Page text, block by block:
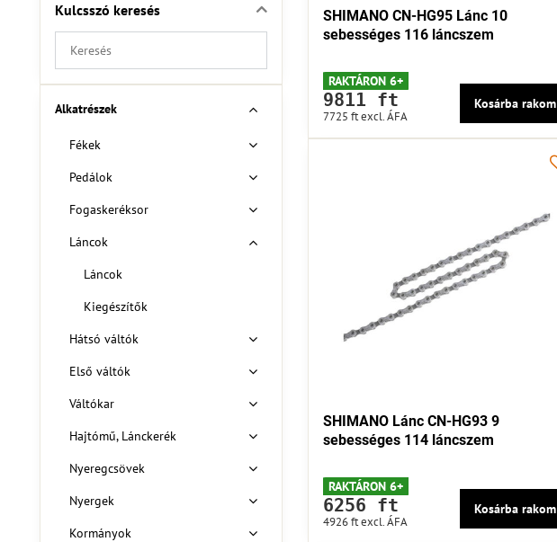
SHIMANO CN-HG95 Lánc 10
sebességes 116 láncszem
RAKTÁRON 6+
9811 ft
7725 ftexcl. ÁFA
Kosárba rakom
SHIMANO Lánc CN-HG93 9
sebességes 114 láncszem
RAKTÁRON 6+
6256 ft
4926 ftexcl. ÁFA
Kosárba rakom
Kulcsszó keresés
Keresés
eredmények
teljes
alapján
Alkatrészek
Fékek
Pedálok
Fogaskeréksor
Láncok
Láncok
Kiegészítők
Hátsó váltók
Első váltók
Váltókar
Hajtómű, Lánckerék
Nyeregcsövek
Nyergek
Kormányok